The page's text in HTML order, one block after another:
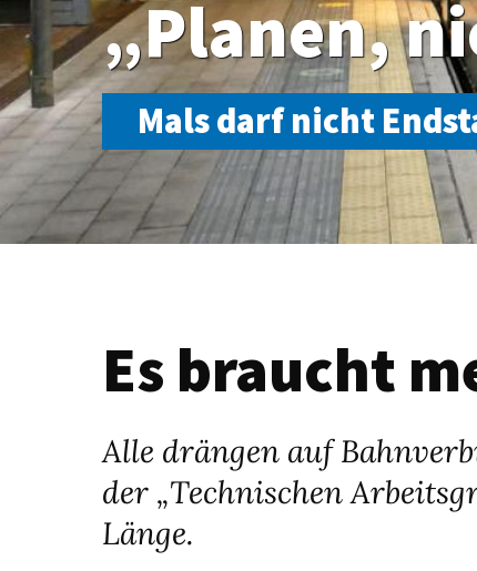
„Planen,
Mals darf nicht
Es braucht
Alle drängen auf
der „Technischen
Länge.